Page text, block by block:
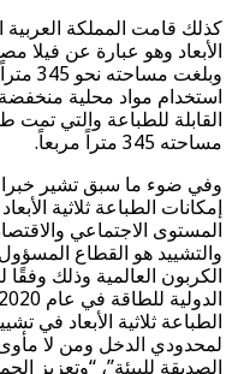
كذلك قامت المملكة العربية
الأبعاد وهو عبارة عن فيلا
استخدام مواد محلية منخفضة
القابلة للطباعة والتي تمت
مساحته 345 متراً مربعاً.
وفي ضوء ما سبق تشير
إمكانات الطباعة ثلاثية
المستوى الاجتماعي
الكربون العالمية وذلك وفقًا
الطباعة ثلاثية الأبعاد في
لمحدودي الدخل ومن لا مأوى
الصديقة للبيئة”، “وتعزيز